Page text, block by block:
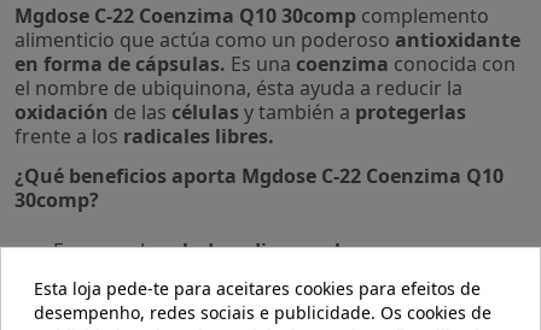
Mgdose C-22 Coenzima Q10 30comp complemento
alimenticio que actúa como un poderoso antioxidante
en forma de cápsulas. Es una coenzima conocida con
el nombre de ubiquinona, ésta ayuda a reducir la
oxidación de las célulasy también a protegerlas
frente a los radicales libres.
¿Qué beneficios aporta Mgdose C-22 Coenzima Q10
30comp?
Favorece lasalud cardiovascular.
Reduce elenvejecimiento de la piel.
Aportavitalidad y saluda lapiel.
Esta loja pede-te para aceitares cookies para efeitos de
desempenho, redes sociais e publicidade. Os cookies de